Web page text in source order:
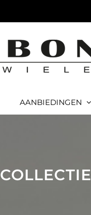
AANBIEDINGEN
COLLECTIE